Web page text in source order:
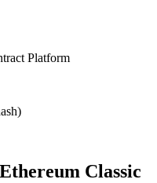
Platform
Classic